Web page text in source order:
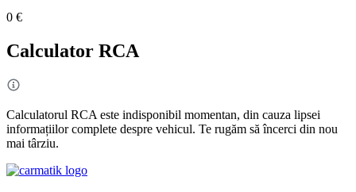
0 €
Calculator RCA
Calculatorul RCA este indisponibil momentan, din cauza lipsei
informațiilor complete despre vehicul. Te rugăm să încerci din nou
mai târziu.